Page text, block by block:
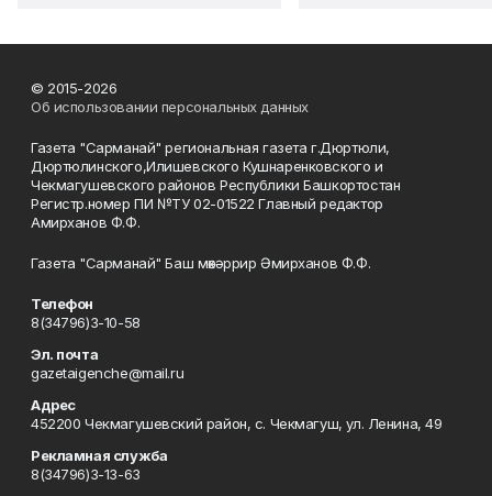
© 2015-2026
Об использовании персональных данных
Газета "Сарманай" региональная газета г.Дюртюли,
Дюртюлинского,Илишевского Кушнаренковского и
Чекмагушевского районов Республики Башкортостан
Регистр.номер ПИ №ТУ 02-01522 Главный редактор
Амирханов Ф.Ф.
Газета "Сарманай" Баш мөхәррир Әмирханов Ф.Ф.
Телефон
8(34796)3-10-58
Эл. почта
gazetaigenche@mail.ru
Адрес
452200 Чекмагушевский район, с. Чекмагуш, ул. Ленина, 49
Рекламная служба
8(34796)3-13-63